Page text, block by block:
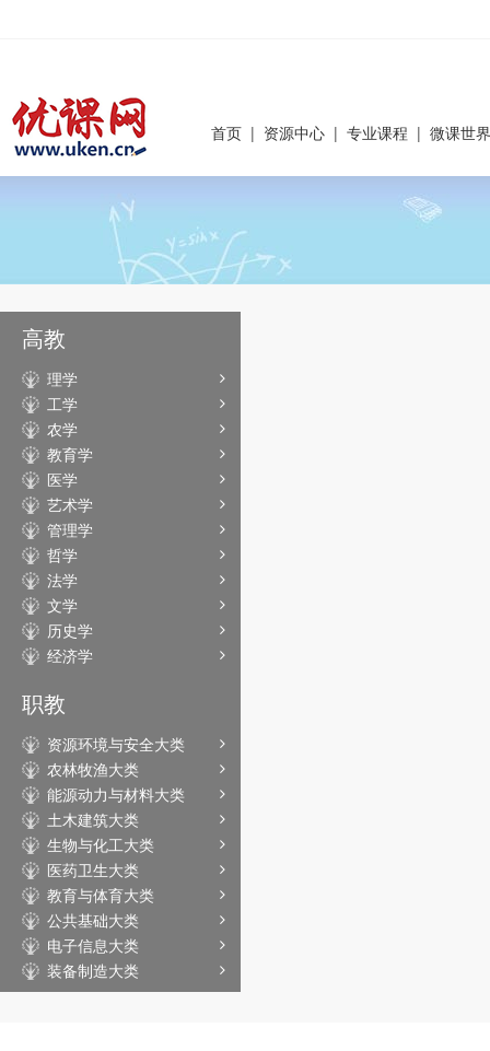
首页 | 资源中心 | 专业课程 | 微课世界
高教
理学
工学
农学
教育学
医学
艺术学
管理学
哲学
法学
文学
历史学
经济学
职教
资源环境与安全大类
农林牧渔大类
能源动力与材料大类
土木建筑大类
生物与化工大类
医药卫生大类
教育与体育大类
公共基础大类
电子信息大类
装备制造大类